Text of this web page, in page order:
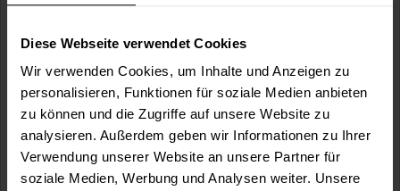
Diese Webseite verwendet Cookies
Wir verwenden Cookies, um Inhalte und Anzeigen zu
personalisieren, Funktionen für soziale Medien anbieten
zu können und die Zugriffe auf unsere Website zu
analysieren. Außerdem geben wir Informationen zu Ihrer
Verwendung unserer Website an unsere Partner für
soziale Medien, Werbung und Analysen weiter. Unsere
Wie viele m² wollen Sie bearbeiten?
m²
In denWarenkorb